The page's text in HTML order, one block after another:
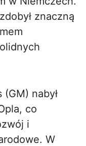
znaczną
nabył
co
i
W